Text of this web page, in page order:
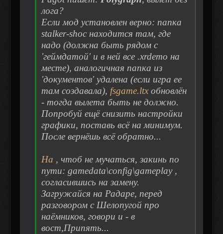
лога?
Если мод установлен верно: папка
stalker-shoc находится там, где
надо (должна быть рядом с
'геймдатой' и в ней все .xrdemo на
месте), аналогичная папка из
'документов' удалена (если игра ее
там создавала), fsgame.ltxобновлён
- тогда вылета быть не должно.
Попробуй ещё снизить настройки
графики, поставь всё на минимум.
После вернёшь всё обратно...
На , чтоб не мучаться, закинь по
пути: gamedata\config\gameplay ,
согласившись на замену.
Загружайся на Радаре, перед
разговором с Шелопугой про
наёмников, говори и - в
вост,Припять...